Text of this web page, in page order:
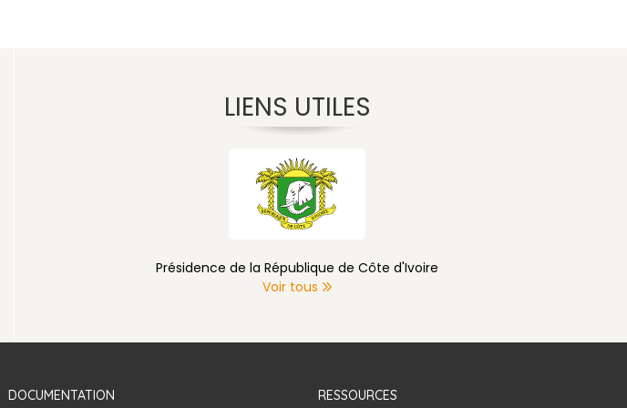
LIENS UTILES
Présidence de la République de Côte d'Ivoire
Voir tous
DOCUMENTATION RESSOURCES